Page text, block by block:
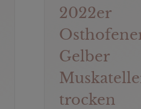
2022er
Gelber
trocken